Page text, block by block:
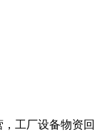
工厂设备物资回